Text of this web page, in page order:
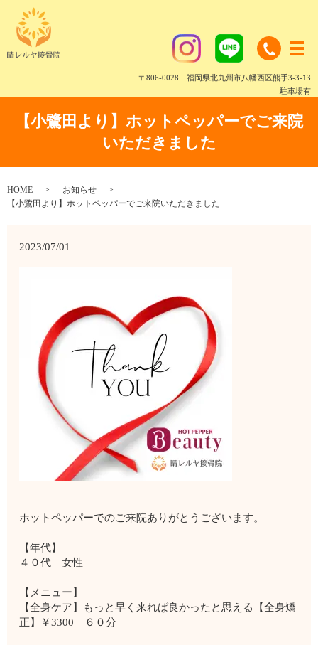
〒806-0028 福岡県北九州市八幡西区熊手3-3-13
駐車場有
【小鷺田より】ホットペッパーでご来院
いただきました
HOME
お知らせ
【小鷺田より】ホットペッパーでご来院いただきました
2023/07/01
ホットペッパーでのご来院ありがとうございます。
【年代】
４０代 女性
【メニュー】
【全身ケア】もっと早く来れば良かったと思える【全身矯
正】￥3300 ６０分